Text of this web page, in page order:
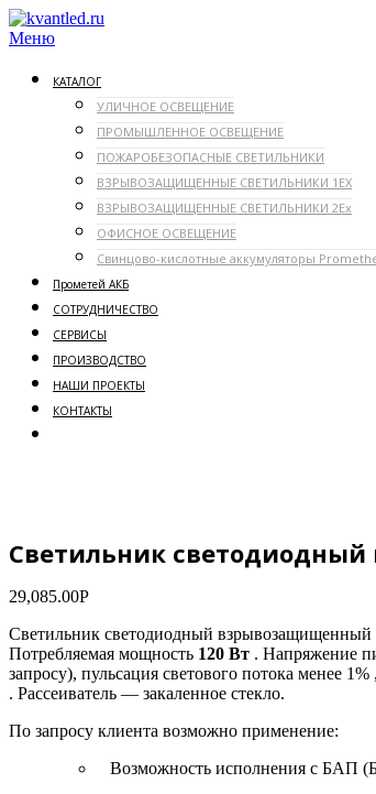
Перейти
к
Меню
КАТАЛОГ
УЛИЧНОЕ ОСВЕЩЕНИЕ
ПРОМЫШЛЕННОЕ ОСВЕЩЕНИЕ
ПОЖАРОБЕЗОПАСНЫЕ СВЕТИЛЬНИКИ
ВЗРЫВОЗАЩИЩЕННЫЕ СВЕТИЛЬНИКИ 1ЕX
ВЗРЫВОЗАЩИЩЕННЫЕ СВЕТИЛЬНИКИ 2Ex
ОФИСНОЕ ОСВЕЩЕНИЕ
Свинцово-кислотные аккумуляторы
Прометей АКБ
СОТРУДНИЧЕСТВО
СЕРВИСЫ
ПРОИЗВОДСТВО
НАШИ ПРОЕКТЫ
КОНТАКТЫ
Светильник
29,085.00Р
Светильник светодиодный взрывозащищенный
Потребляемая мощность 120 Вт . Напряжение
запросу), пульсация светового потока менее
. Рассеиватель — закаленное стекло.
По запросу клиента возможно применение:
Возможность исполнения с БАП